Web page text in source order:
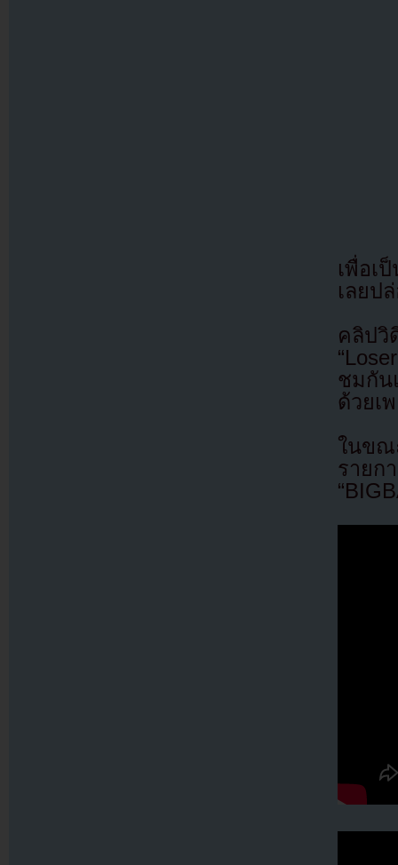
เพื่อเ
เลยป
คลิปวิ
ชมกัน
ด้วยเ
ในขณ
รายก